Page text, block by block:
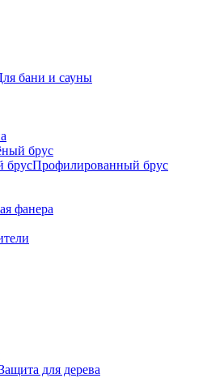
бани и сауны
брус
Профилированный брус
фанера
для дерева